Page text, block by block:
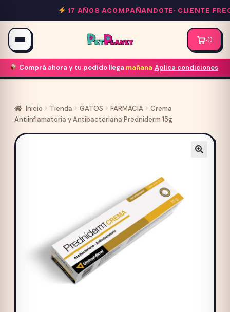
al
contenido
17 AÑOS ACOMPAÑANDOTE·CLIENTE
·0
Comprá ahora y tu pedido llega mañana Aplica condiciones
Inicio Tienda GATOS FARMACIA
Crema
Antiinflamatoria y Antibacteriana Predniderm 15g